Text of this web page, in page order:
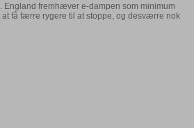
England fremhæver e-dampen som minimum
få færre rygere til at stoppe, og desværre nok